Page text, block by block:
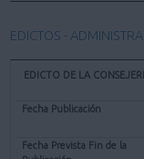
EDICTOS -
EDICTO DE LA